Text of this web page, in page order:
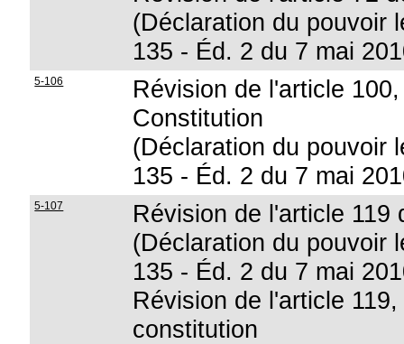
(Déclaration du pouvoir
135 - Éd. 2 du 7 mai
5-106
Révision de l'article
Constitution
(Déclaration du pouvoir
135 - Éd. 2 du 7 mai
5-107
Révision de l'article 119
(Déclaration du pouvoir
135 - Éd. 2 du 7 mai
Révision de l'article
constitution